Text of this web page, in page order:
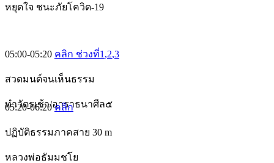
หยุดใจ ชนะภัยโควิด-19
05:00-05:20 คลิก ช่วงที่1 ,2,3
สวดมนต์จนเห็นธรรม
ทำวัตรเช้า/อาราธนาศีล๕
05:20-06:20คลิก
ปฏิบัติธรรมภาคสาย 30 m
หลวงพ่อธัมมชโย